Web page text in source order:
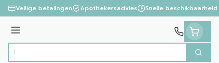
Ga naar de inhoud
Veilige betalingen Apothekersadvies Snelle beschikbaarheid
Menu
Product, merk, categorie...
Zoek